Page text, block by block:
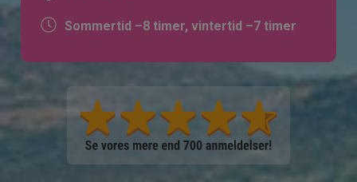
Sommertid –8 timer, vintertid –7 timer